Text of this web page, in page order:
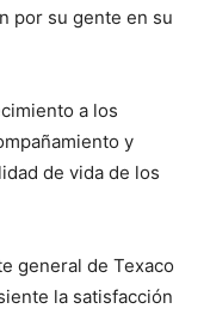
por su gente en su
a los
y
de vida de los
general de Texaco
la satisfacción